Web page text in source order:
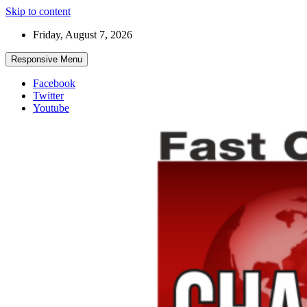
Skip to content
Friday, August 7, 2026
Responsive Menu
Facebook
Twitter
Youtube